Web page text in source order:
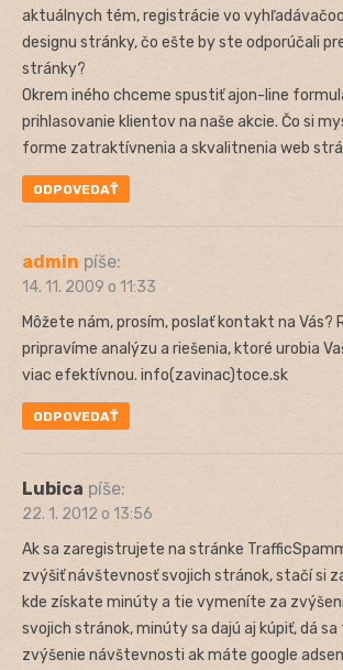
aktuálnych tém, registrácie vo
designu stránky, čo ešte by ste odporúčali
stránky?
Okrem iného chceme spustiť ajon-line
prihlasovanie klientov na naše akcie. Čo si
forme zatraktívnenia a skvalitnenia web
ODPOVEDAŤ
admin píše:
14. 11. 2009 o 11:33
Môžete nám, prosím, poslať kontakt na Vás?
pripravíme analýzu a riešenia, ktoré urobia
viac efektívnou. info(zavinac)toce.sk
ODPOVEDAŤ
Lubica píše:
22. 1. 2012 o 13:56
Ak sa zaregistrujete na stránke
zvýšiť návštevnosť svojich stránok, stačí si
kde získate minúty a tie vymeníte za
svojich stránok, minúty sa dajú aj kúpiť, dá
zvýšenie návštevnosti ak máte google